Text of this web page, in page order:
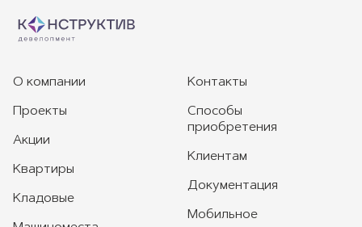
О компании
Проекты
Акции
Квартиры
Кладовые
Контакты
Способы
приобретения
Клиентам
Документация
Мобильное